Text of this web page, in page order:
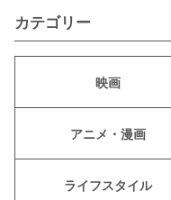
カテゴリー
映画
アニメ・漫画
ライフスタイル